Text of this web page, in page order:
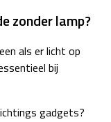
zonder lamp?
als er licht op
bij
gadgets?